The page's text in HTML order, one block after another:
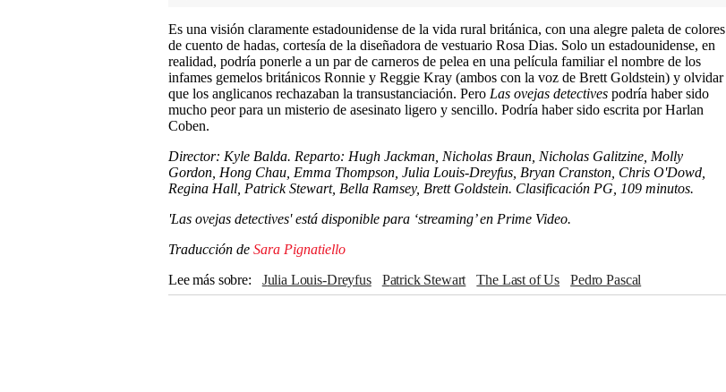
Es una visión claramente estadounidense de la vida rural británica, con una alegre paleta de colores
de cuento de hadas, cortesía de la diseñadora de vestuario Rosa Dias. Solo un estadounidense, en
realidad, podría ponerle a un par de carneros de pelea en una película familiar el nombre de los
infames gemelos británicos Ronnie y Reggie Kray (ambos con la voz de Brett Goldstein) y olvidar
que los anglicanos rechazaban la transustanciación. Pero Las ovejas detectives podría haber sido
mucho peor para un misterio de asesinato ligero y sencillo. Podría haber sido escrita por Harlan
Coben.
Director: Kyle Balda. Reparto: Hugh Jackman, Nicholas Braun, Nicholas Galitzine, Molly
Gordon, Hong Chau, Emma Thompson, Julia Louis-Dreyfus, Bryan Cranston, Chris O'Dowd,
Regina Hall, Patrick Stewart, Bella Ramsey, Brett Goldstein. Clasificación PG, 109 minutos.
'Las ovejas detectives' está disponible para ‘streaming’ en Prime Video.
Traducción de Sara Pignatiello
Lee más sobre
Julia Louis-Dreyfus Patrick Stewart The Last of Us
Pedro Pascal
Bryan Cranston
Regina Hall Emma Thompson Hugh Jackman Bella Ramsey